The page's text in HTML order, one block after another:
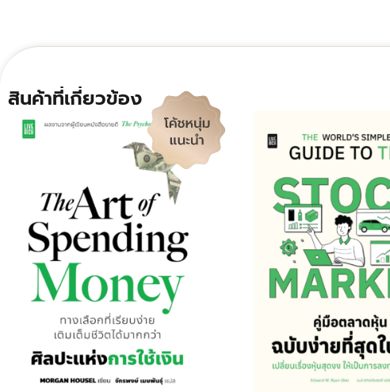
สินค้าที่เกี่ยวข้อง
price
Current
price
238.00฿.
price
was:
275.00฿.
price
is: